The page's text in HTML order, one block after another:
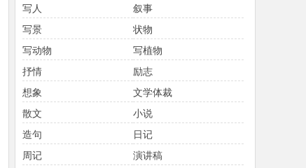
写人
叙事
写景
状物
写动物
写植物
抒情
励志
想象
文学体裁
散文
小说
造句
日记
周记
演讲稿